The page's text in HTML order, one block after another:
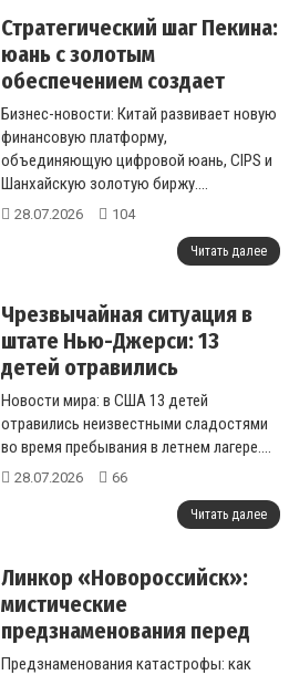
Стратегический шаг Пекина:
юань с золотым
обеспечением создает
альтернативу мировой
долларовой системе
Бизнес-новости: Китай развивает новую
финансовую платформу,
объединяющую цифровой юань, CIPS и
Шанхайскую золотую биржу....
28.07.2026 104
Читать далее
Чрезвычайная ситуация в
штате Нью-Джерси: 13
детей отравились
психоактивными конфетами
Новости мира: в США 13 детей
отравились неизвестными сладостями
во время пребывания в летнем лагере....
28.07.2026 66
Читать далее
Линкор «Новороссийск»:
мистические
предзнаменования перед
катастрофой
Предзнаменования катастрофы: как